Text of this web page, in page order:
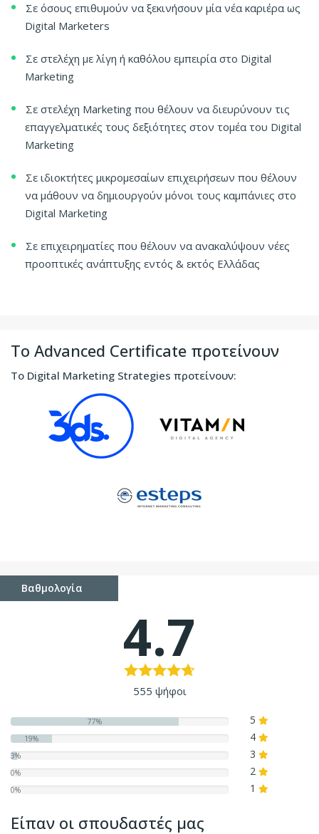
Σε όσους επιθυμούν να ξεκινήσουν μία νέα καριέρα ως
Digital Marketers
Σε στελέχη με λίγη ή καθόλου εμπειρία στο Digital
Marketing
Σε στελέχη Marketing που θέλουν να διευρύνουν τις
επαγγελματικές τους δεξιότητες στον τομέα του Digital
Marketing
Σε ιδιοκτήτες μικρομεσαίων επιχειρήσεων που θέλουν
να μάθουν να δημιουργούν μόνοι τους καμπάνιες στο
Digital Marketing
Σε επιχειρηματίες που θέλουν να ανακαλύψουν νέες
προοπτικές ανάπτυξης εντός & εκτός Ελλάδας
Το Advanced Certificate προτείνουν
Το Digital Marketing Strategies προτείνουν:
Βαθμολογία
4.7
555 ψήφοι
77% 5
19% 4
3% 3
0% 2
0% 1
Είπαν οι σπουδαστές μας